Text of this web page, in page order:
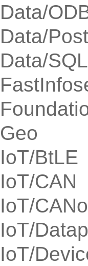
Data/
Data/
Data/
Geo
IoT/BtLE
IoT/CAN
IoT/
IoT/
IoT/